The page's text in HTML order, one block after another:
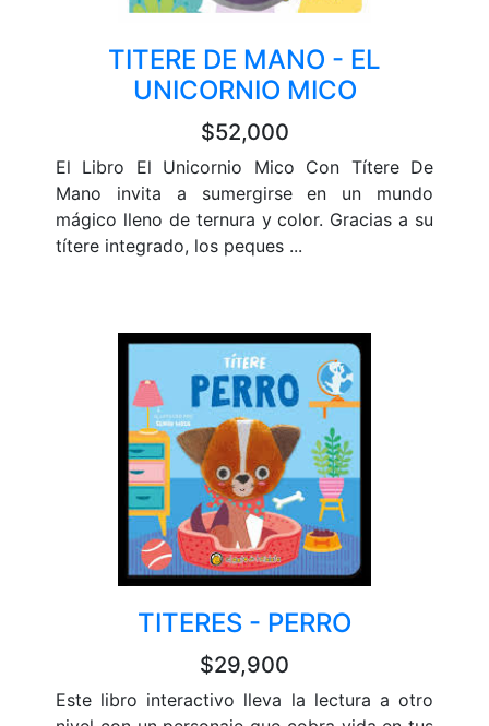
TITERE DE MANO - EL
UNICORNIO MICO
$52,000
El Libro El Unicornio Mico Con Títere De
Mano invita a sumergirse en un mundo
mágico lleno de ternura y color. Gracias a su
títere integrado, los peques ...
TITERES - PERRO
$29,900
Este libro interactivo lleva la lectura a otro